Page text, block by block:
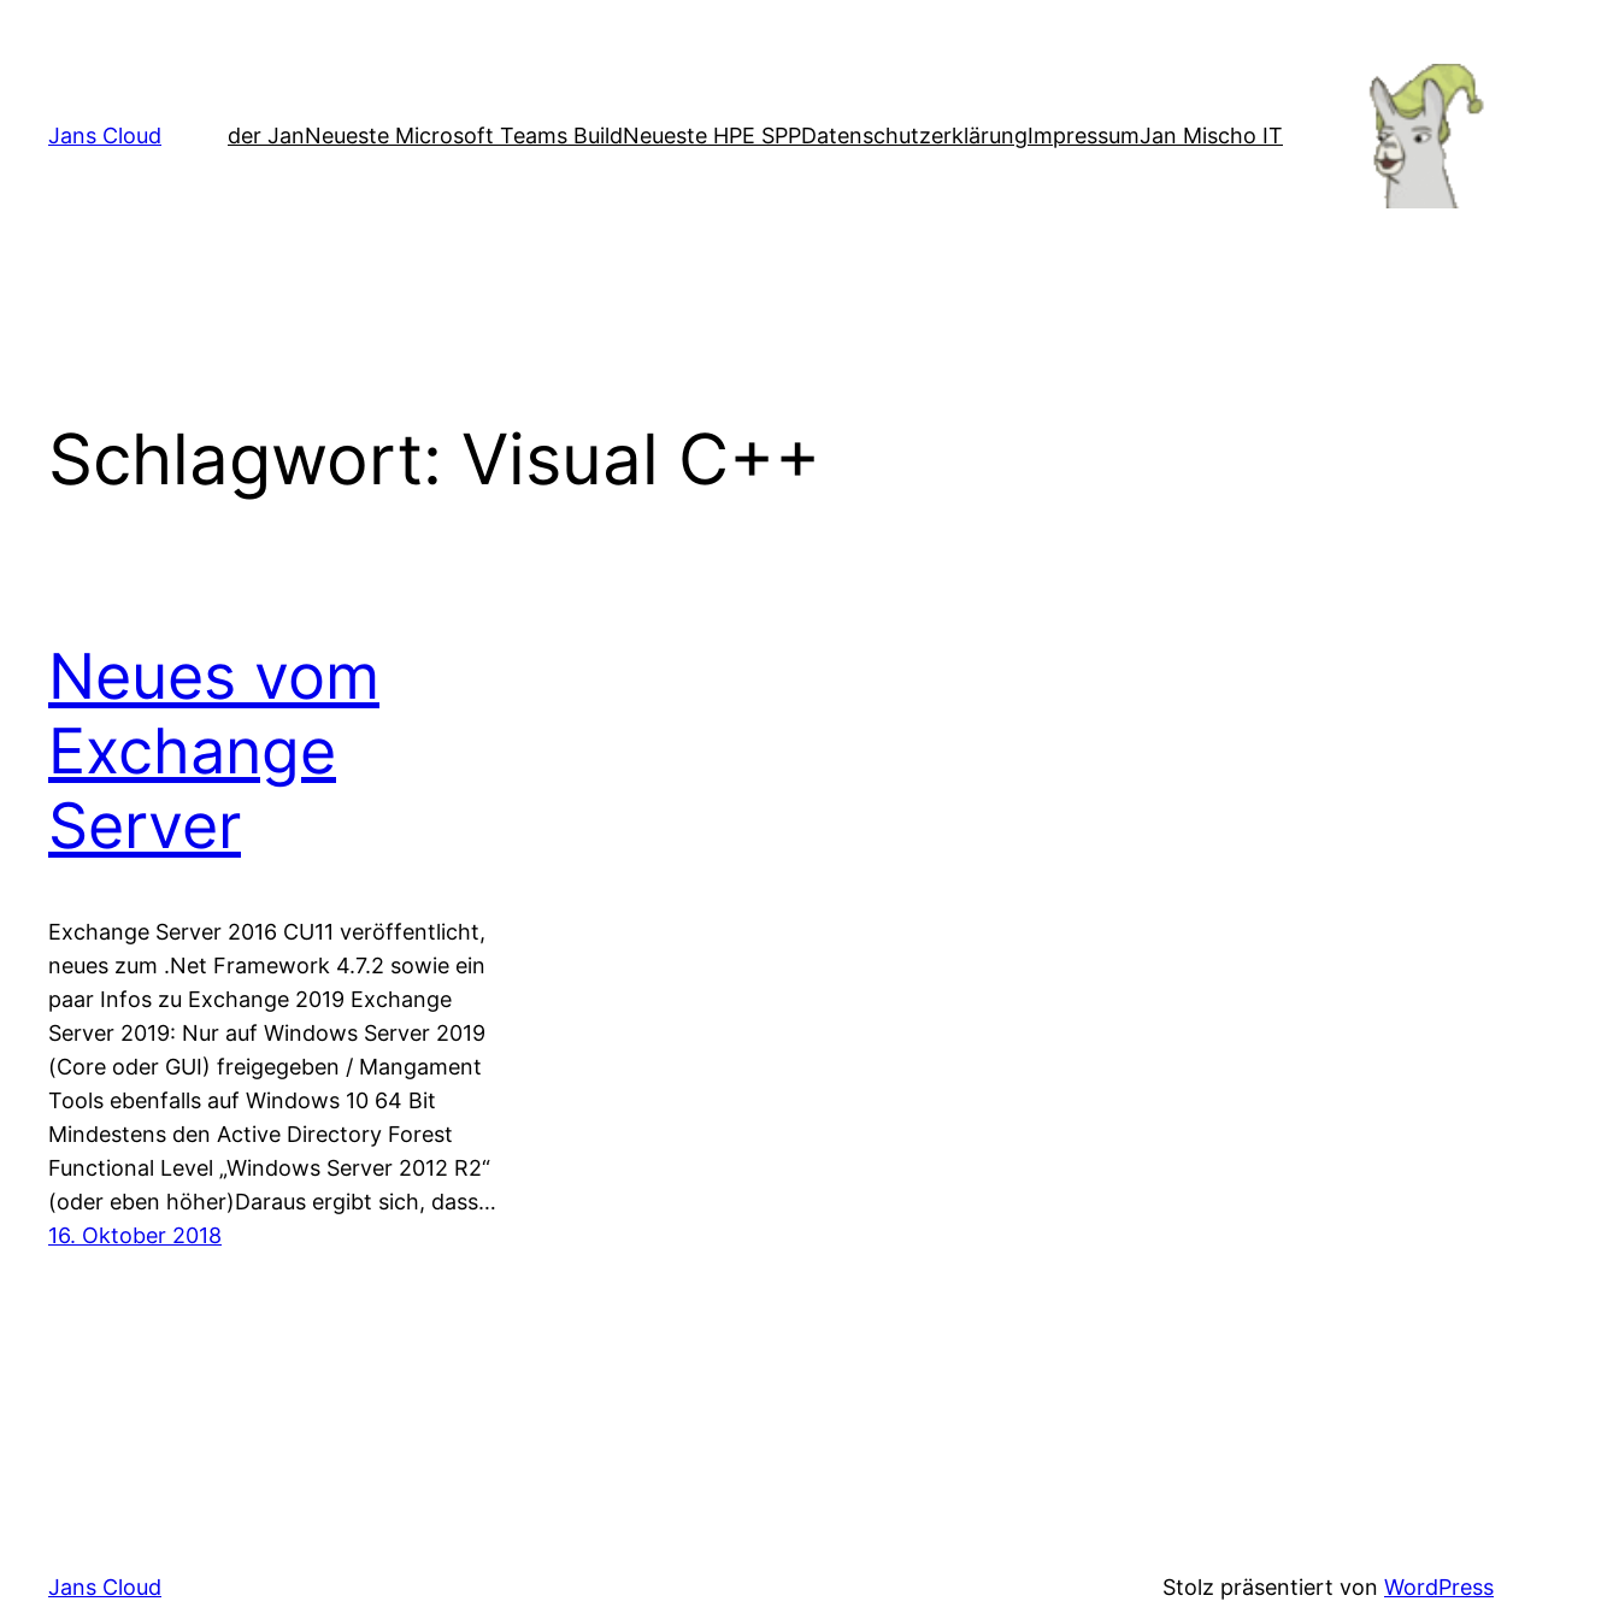
Jans Cloud
der JanNeueste Microsoft Teams BuildNeueste HPE SPPDatenschutzerklärungImpressumJan Mischo IT
Schlagwort: Visual C++
Neues vom
Exchange
Server
Exchange Server 2016 CU11 veröffentlicht,
neues zum .Net Framework 4.7.2 sowie ein
paar Infos zu Exchange 2019 Exchange
Server 2019: Nur auf Windows Server 2019
(Core oder GUI) freigegeben / Mangament
Tools ebenfalls auf Windows 10 64 Bit
Mindestens den Active Directory Forest
Functional Level „Windows Server 2012 R2“
(oder eben höher)Daraus ergibt sich, dass…
16. Oktober 2018
Jans Cloud Stolz präsentiert von WordPress